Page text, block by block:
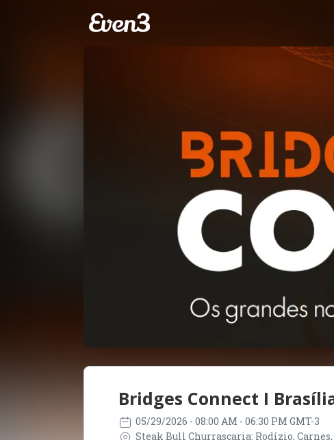
Bridges Connect I
05/29/2026 - 08:00 AM - 06:30 PM GMT-3
Steak Bull Churrascaria: Rodízio,